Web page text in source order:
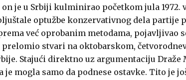
je u Srbiji kulminirao početkom jula
optužbe konzervativnog dela partije
već oprobanim metodama, pojavljivao
stvari na oktobarskom,
Stajući direktno uz argumentaciju Draže
je mogla samo da podnese ostavke. Tito je